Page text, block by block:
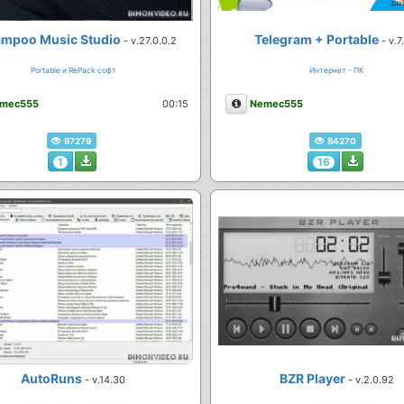
Music Studio - v.27.0.0.2
Portable и RePack софт
00:15
97279
1
Telegram + Portable -
Интернет - ПК
Описание
Nemec555
84270
16
AutoRuns - v.14.30 BZR Player - v.2.0.92